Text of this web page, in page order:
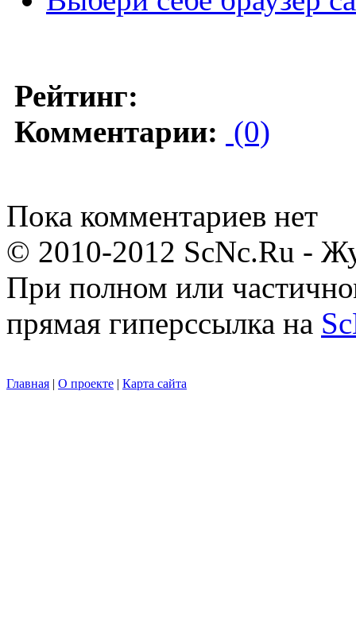
Рейтинг:
Комментарии: (0)
Пока комментариев нет
© 2010-2012 ScNc.Ru -
При полном или
прямая гиперссылка на
Главная | О проекте | Карта сайта